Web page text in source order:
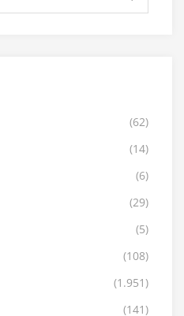
(62)
(14)
(6)
(29)
(5)
(108)
(1.951)
(141)